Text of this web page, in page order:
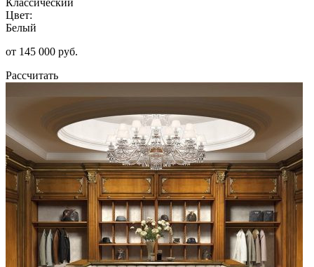
Цвет:
Белый
от 145 000 руб.
Рассчитать